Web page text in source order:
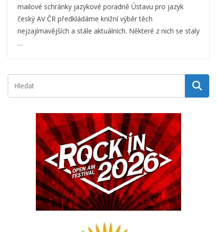
mailové schránky jazykové poradně Ústavu pro jazyk
český AV ČR předkládáme knižní výběr těch
nejzajímavějších a stále aktuálních. Některé z nich se staly
…